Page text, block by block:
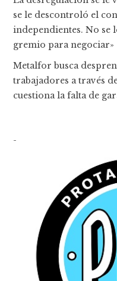
se le descontroló el
independientes. No se
gremio para negociar»
Metalfor busca
trabajadores a través
cuestiona la falta de
-